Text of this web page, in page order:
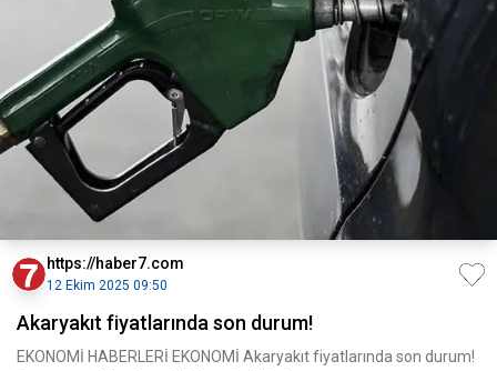
https://haber7.com
12 Ekim 2025 09:50
Akaryakıt fiyatlarında son durum!
EKONOMİ HABERLERİ EKONOMİ Akaryakıt fiyatlarında son durum!